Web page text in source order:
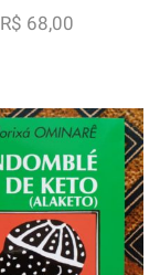
R$ 68,00